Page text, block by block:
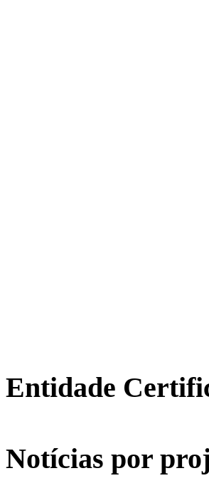
Entidade
Notícias por